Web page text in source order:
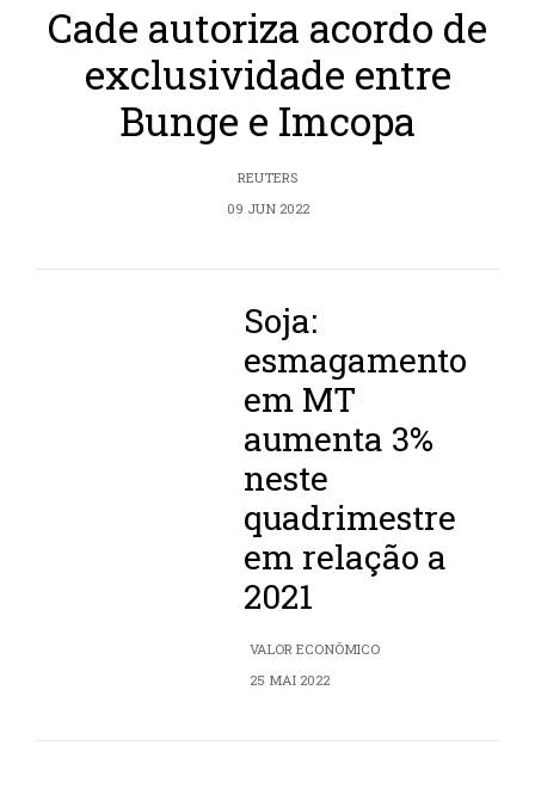
Cade autoriza acordo de
exclusividade entre
Bunge e Imcopa
REUTERS
09 JUN 2022
Soja:
esmagamento
em MT
aumenta 3%
neste
quadrimestre
em relação a
2021
VALOR ECONÔMICO
25 MAI 2022